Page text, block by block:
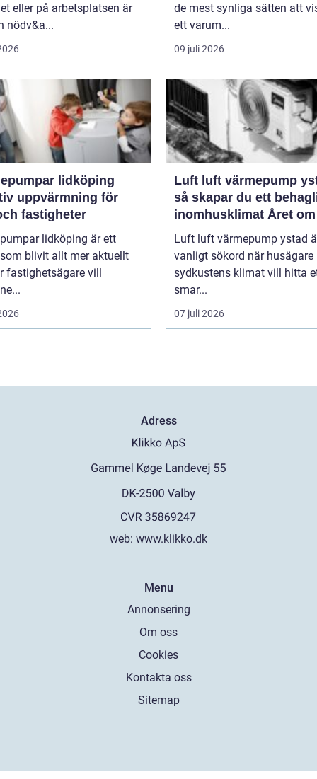
eller på arbetsplatsen är
nödv&a...
de mest synliga sätten att
ett varum...
09 juli 2026
lidköping
uppvärmning för
fastigheter
lidköping är ett
blivit allt mer aktuellt
fastighetsägare vill
Luft luft värmepump
så skapar du ett
inomhusklimat Året om
Luft luft värmepump ystad
vanligt sökord när husägare
sydkustens klimat vill hitta
smar...
07 juli 2026
Adress
web: www.klikko.dk
Menu
Annonsering
Om oss
Cookies
Kontakta oss
Sitemap